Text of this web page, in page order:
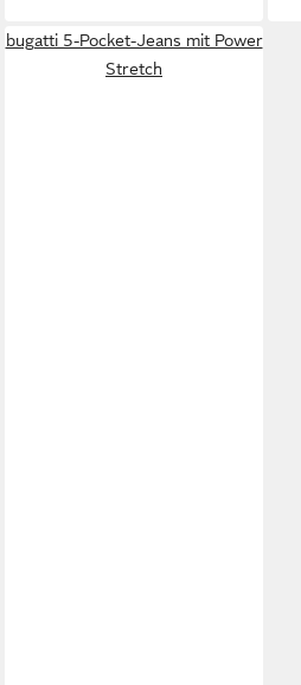
bugatti 5-Pocket-Jeans mit Power
Stretch